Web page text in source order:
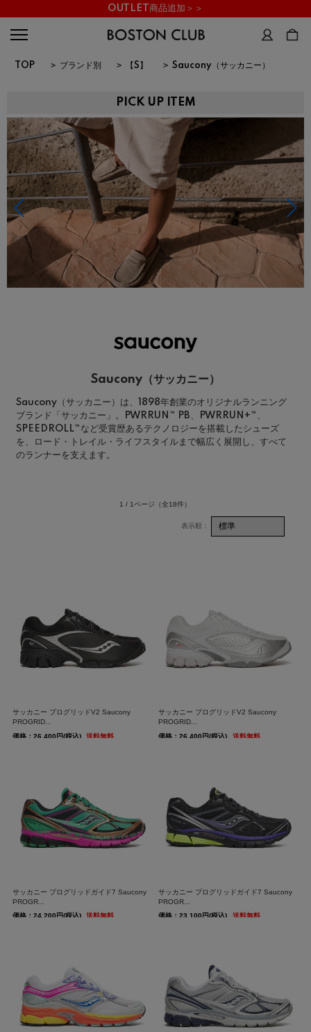
OUTLET商品追加＞＞
TOP > ブランド別 > 【S】 > Saucony（サッカニー）
PICK UP ITEM
Saucony（サッカニー）
Saucony（サッカニー）は、1898年創業のオリジナルランニング
ブランド「サッカニー」。PWRRUN™ PB、PWRRUN+™、
SPEEDROLL™など受賞歴あるテクノロジーを搭載したシューズ
を、ロード・トレイル・ライフスタイルまで幅広く展開し、すべて
のランナーを支えます。
1 / 1ページ （全18件）
サッカニー プログリッドV2 Saucony
PROGRID...
価格：26,400円(税込)
送料無料
サッカニー プログリッドV2 Saucony
PROGRID...
価格：26,400円(税込)
送料無料
サッカニー プログリッドガイド7 Saucony
PROGR...
価格：24,200円(税込)
送料無料
サッカニー プログリッドガイド7 Saucony
PROGR...
価格：23,100円(税込)
送料無料